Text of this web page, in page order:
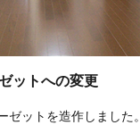
ットへの変更
ゼットを造作しました。